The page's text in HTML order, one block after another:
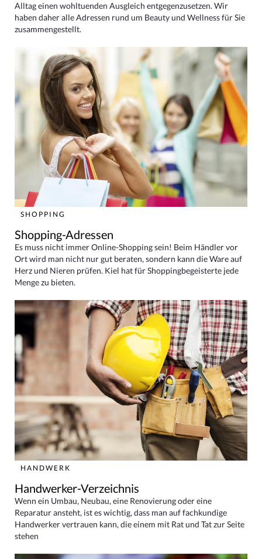
Alltag einen wohltuenden Ausgleich entgegenzusetzen. Wir
haben daher alle Adressen rund um Beauty und Wellness für Sie
zusammengestellt.
SHOPPING
Shopping-Adressen
Es muss nicht immer Online-Shopping sein! Beim Händler vor
Ort wird man nicht nur gut beraten, sondern kann die Ware auf
Herz und Nieren prüfen. Kiel hat für Shoppingbegeisterte jede
Menge zu bieten.
HANDWERK
Handwerker-Verzeichnis
Wenn ein Umbau, Neubau, eine Renovierung oder eine
Reparatur ansteht, ist es wichtig, dass man auf fachkundige
Handwerker vertrauen kann, die einem mit Rat und Tat zur Seite
stehen